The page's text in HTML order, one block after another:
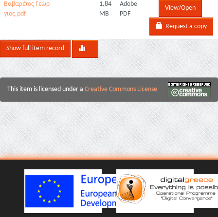
Βαβαρέτος Γεώρ
γιος.pdf
1.84
MB
Adobe
PDF
View/Open
Request a copy
Show full item record
This item is licensed under a Creative Commons License